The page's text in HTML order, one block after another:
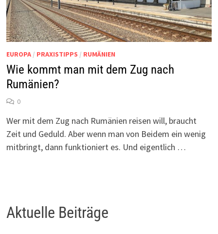
EUROPA/ PRAXISTIPPS / RUMÄNIEN
Wie kommt man mit dem Zug nach
Rumänien?
0
Wer mit dem Zug nach Rumänien reisen will, braucht
Zeit und Geduld. Aber wenn man von Beidem ein wenig
mitbringt, dann funktioniert es. Und eigentlich …
Aktuelle Beiträge